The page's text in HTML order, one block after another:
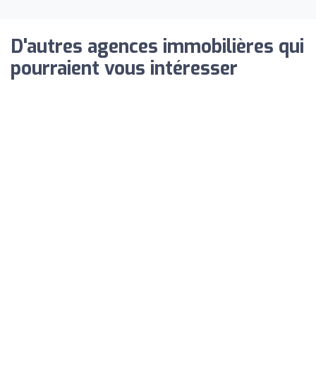
D'autres agences immobilières qui
pourraient vous intéresser